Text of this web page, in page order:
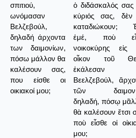
σπιτιού,
ωνόμασαν
Βελζεβούλ,
δηλαδή άρχοντα
των δαιμονίων,
πόσω μάλλον θα
καλέσουν σας,
που είσθε οι
οικιακοί μου;
ὁ διδάσκαλός σας
κύριός σας,
καταδιώκουν;
ἑμέ, ποὺ
νοικοκύρης εἰς
οἶκον τοῦ
ἐκάλεσαν
Βεελζεβούλ,
τῶν
δηλαδή, πόσῳ
θὰ καλέσουν ἔτσι
ποὺ εἶσθε οἱ
μου;